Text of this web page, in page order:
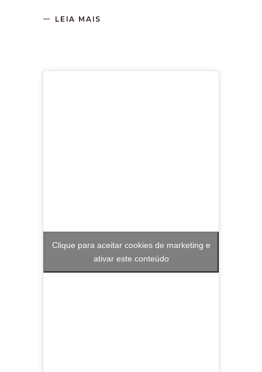
LEIA MAIS
Clique para aceitar cookies de marketing e
ativar este conteúdo